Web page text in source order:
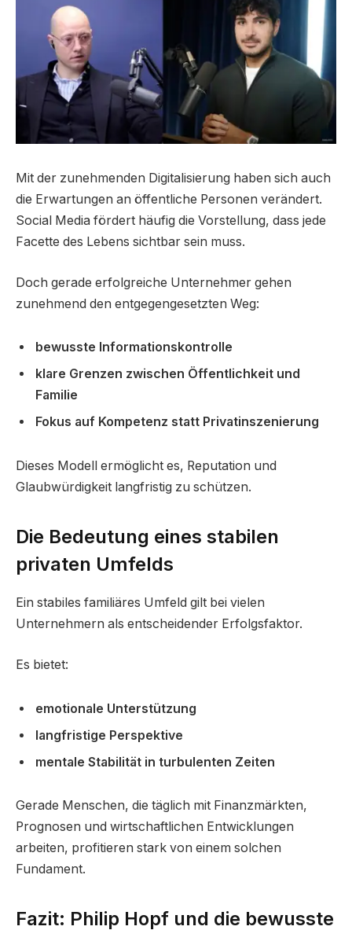
Mit der zunehmenden Digitalisierung haben sich auch
die Erwartungen an öffentliche Personen verändert.
Social Media fördert häufig die Vorstellung, dass jede
Facette des Lebens sichtbar sein muss.
Doch gerade erfolgreiche Unternehmer gehen
zunehmend den entgegengesetzten Weg:
bewusste Informationskontrolle
klare Grenzen zwischen Öffentlichkeit und
Familie
Fokus auf Kompetenz statt Privatinszenierung
Dieses Modell ermöglicht es, Reputation und
Glaubwürdigkeit langfristig zu schützen.
Die Bedeutung eines stabilen
privaten Umfelds
Ein stabiles familiäres Umfeld gilt bei vielen
Unternehmern als entscheidender Erfolgsfaktor.
Es bietet:
emotionale Unterstützung
langfristige Perspektive
mentale Stabilität in turbulenten Zeiten
Gerade Menschen, die täglich mit Finanzmärkten,
Prognosen und wirtschaftlichen Entwicklungen
arbeiten, profitieren stark von einem solchen
Fundament.
Fazit: Philip Hopf und die bewusste